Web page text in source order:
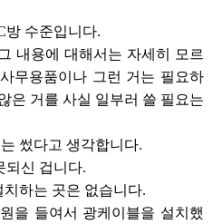
방 수준입니다.
내용에 대해서는 자세히 모르
무용품이나 그런 거는 필요하
은 거를 사실 일부러 쓸 필요는
썼다고 생각합니다.
되신 겁니다.
하는 곳은 없습니다.
을 들여서 광케이블을 설치했